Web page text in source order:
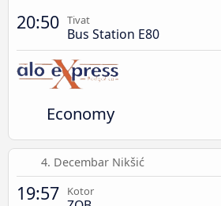
20:50 Tivat
Bus Station E80
Economy
4. Decembar Nikšić
19:57 Kotor